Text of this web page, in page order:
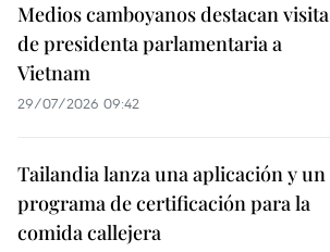
Medios camboyanos destacan visita
de presidenta parlamentaria a
Vietnam
29/07/2026 09:42
Tailandia lanza una aplicación y un
programa de certificación para la
comida callejera